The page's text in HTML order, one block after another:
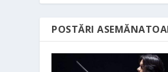
POSTĂRI